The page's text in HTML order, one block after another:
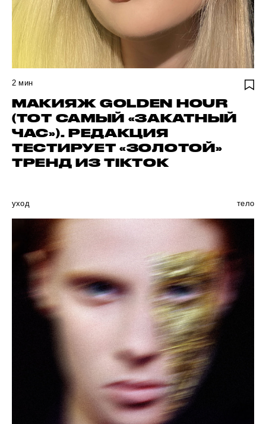
2 мин
МАКИЯЖ GOLDEN HOUR
(ТОТ САМЫЙ «ЗАКАТНЫЙ
ЧАС»). РЕДАКЦИЯ
ТЕСТИРУЕТ «ЗОЛОТОЙ»
ТРЕНД ИЗ TIKTOK
уход тело